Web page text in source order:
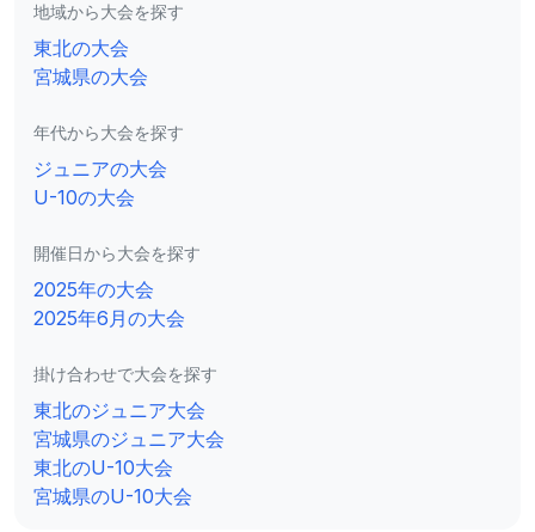
地域から大会を探す
東北の大会
宮城県の大会
年代から大会を探す
ジュニアの大会
U-10の大会
開催日から大会を探す
2025年の大会
2025年6月の大会
掛け合わせで大会を探す
東北のジュニア大会
宮城県のジュニア大会
東北のU-10大会
宮城県のU-10大会